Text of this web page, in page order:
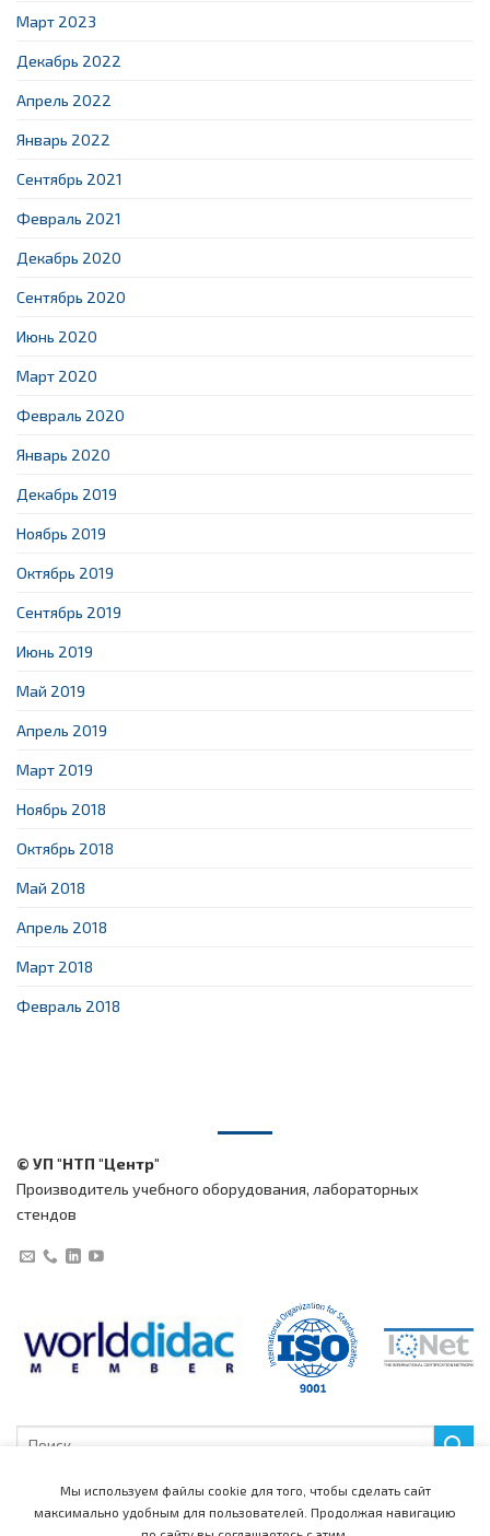
Март 2023
Декабрь 2022
Апрель 2022
Январь 2022
Сентябрь 2021
Февраль 2021
Декабрь 2020
Сентябрь 2020
Июнь 2020
Март 2020
Февраль 2020
Январь 2020
Декабрь 2019
Ноябрь 2019
Октябрь 2019
Сентябрь 2019
Июнь 2019
Май 2019
Апрель 2019
Март 2019
Ноябрь 2018
Октябрь 2018
Май 2018
Апрель 2018
Март 2018
Февраль 2018
© УП "НТП "Центр"
Производитель учебного оборудования, лабораторных
стендов
Мы используем файлы cookie для того, чтобы сделать сайт
максимально удобным для пользователей. Продолжая навигацию